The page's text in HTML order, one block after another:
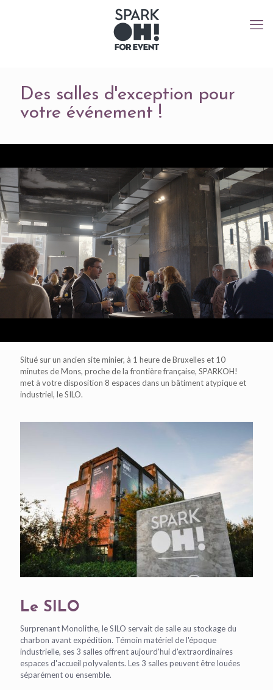
Des salles d'exception pour
votre événement !
Situé sur un ancien site minier, à 1 heure de Bruxelles et 10
minutes de Mons, proche de la frontière française, SPARKOH!
met à votre disposition 8 espaces dans un bâtiment atypique et
industriel, le SILO.
Le SILO
Surprenant Monolithe, le SILO servait de salle au stockage du
charbon avant expédition. Témoin matériel de l'époque
industrielle, ses 3 salles offrent aujourd'hui d'extraordinaires
espaces d'accueil polyvalents. Les 3 salles peuvent être louées
séparément ou ensemble.